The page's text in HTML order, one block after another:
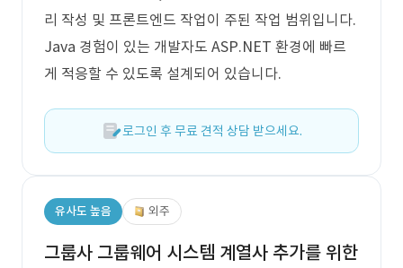
리 작성 및 프론트엔드 작업이 주된 작업 범위입니다.
Java 경험이 있는 개발자도 ASP.NET 환경에 빠르
게 적응할 수 있도록 설계되어 있습니다.
로그인 후 무료 견적 상담 받으세요.
유사도 높음 외주
그룹사 그룹웨어 시스템 계열사 추가를 위한